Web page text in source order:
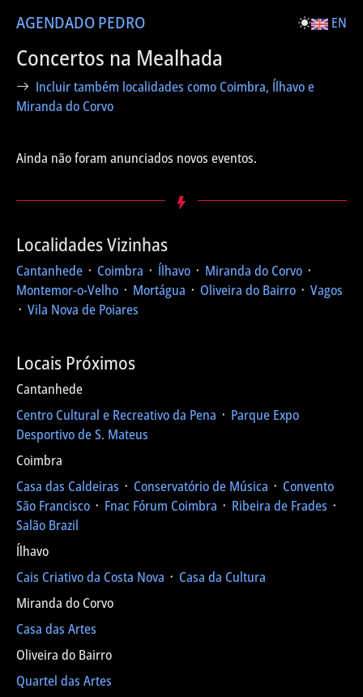
AGENDADO PEDRO EN
Concertos na Mealhada
Incluir também localidades como Coimbra, Ílhavo e
Miranda do Corvo
Ainda não foram anunciados novos eventos.
Localidades Vizinhas
Cantanhede ᛫ Coimbra ᛫ Ílhavo ᛫ Miranda do Corvo ᛫
Montemor-o-Velho ᛫ Mortágua ᛫ Oliveira do Bairro ᛫ Vagos
᛫ Vila Nova de Poiares
Locais Próximos
Cantanhede
Centro Cultural e Recreativo da Pena ᛫ Parque Expo
Desportivo de S. Mateus
Coimbra
Casa das Caldeiras ᛫ Conservatório de Música ᛫ Convento
São Francisco ᛫ Fnac Fórum Coimbra ᛫ Ribeira de Frades ᛫
Salão Brazil
Ílhavo
Cais Criativo da Costa Nova ᛫ Casa da Cultura
Miranda do Corvo
Casa das Artes
Oliveira do Bairro
Quartel das Artes